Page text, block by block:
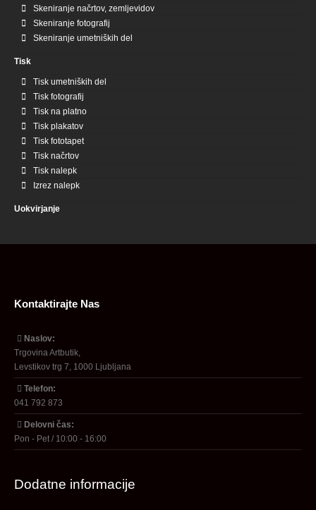
Skeniranje načrtov, zemljevidov
Skeniranje fotografij
Skeniranje umetniških del
Tisk
Tisk umetniških del
Tisk fotografij
Tisk na platno
Tisk plakatov
Tisk fototapet
Tisk načrtov
Tisk nalepk
Izrez nalepk
Uokvirjanje
Kontaktirajte Nas
Naslov:
Trgovina Artbutik,
Levstikov trg 7, 1000 Ljubljana
Telefon:
041 792 873
Delovni čas:
Pon - Pet / 10:00 - 16:00
Dodatne informacije